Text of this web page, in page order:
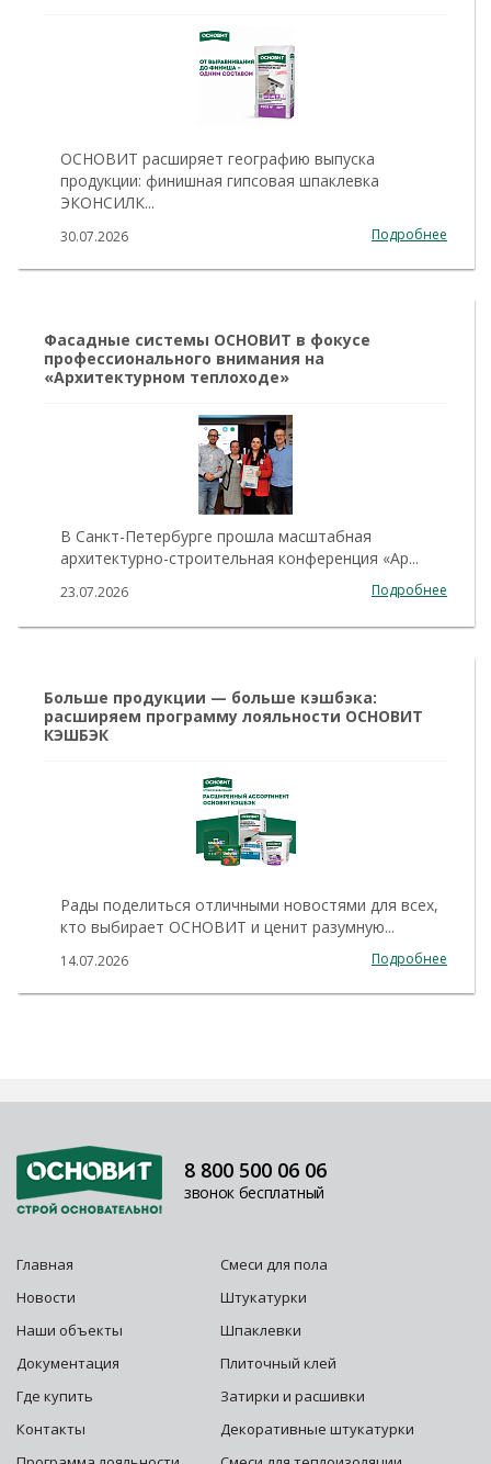
ОСНОВИТ расширяет географию выпуска
продукции: финишная гипсовая шпаклевка
ЭКОНСИЛК...
30.07.2026 Подробнее
Фасадные системы ОСНОВИТ в фокусе
профессионального внимания на
«Архитектурном теплоходе»
В Санкт-Петербурге прошла масштабная
архитектурно-строительная конференция «Ар...
23.07.2026 Подробнее
Больше продукции — больше кэшбэка:
расширяем программу лояльности ОСНОВИТ
КЭШБЭК
Рады поделиться отличными новостями для всех,
кто выбирает ОСНОВИТ и ценит разумную...
14.07.2026 Подробнее
Главная
Новости
Наши объекты
Документация
Где купить
Контакты
Смеси для пола
Штукатурки
Шпаклевки
Плиточный клей
Затирки и расшивки
Декоративные штукатурки
8 800 500 06 06
звонок бесплатный